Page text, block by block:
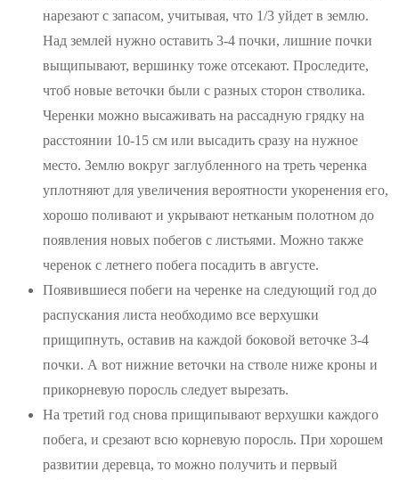
нарезают с запасом, учитывая, что 1/3 уйдет в землю.
Над землей нужно оставить 3-4 почки, лишние почки
выщипывают, вершинку тоже отсекают. Проследите,
чтоб новые веточки были с разных сторон стволика.
Черенки можно высаживать на рассадную грядку на
расстоянии 10-15 см или высадить сразу на нужное
место. Землю вокруг заглубленного на треть черенка
уплотняют для увеличения вероятности укоренения его,
хорошо поливают и укрывают нетканым полотном до
появления новых побегов с листьями. Можно также
черенок с летнего побега посадить в августе.
Появившиеся побеги на черенке на следующий год до
распускания листа необходимо все верхушки
прищипнуть, оставив на каждой боковой веточке 3-4
почки. А вот нижние веточки на стволе ниже кроны и
прикорневую поросль следует вырезать.
На третий год снова прищипывают верхушки каждого
побега, и срезают всю корневую поросль. При хорошем
развитии деревца, то можно получить и первый